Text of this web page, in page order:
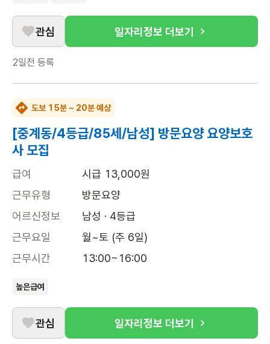
관심 일자리정보 더보기
2일전 등록
도보 15분 ~ 20분 예상
[중계동/4등급/85세/남성] 방문요양 요양보호
사 모집
급여
시급 13,000원
근무유형
방문요양
어르신정보
남성 · 4등급
근무요일
월~토 (주 6일)
근무시간
13:00~16:00
높은급여
관심 일자리정보 더보기